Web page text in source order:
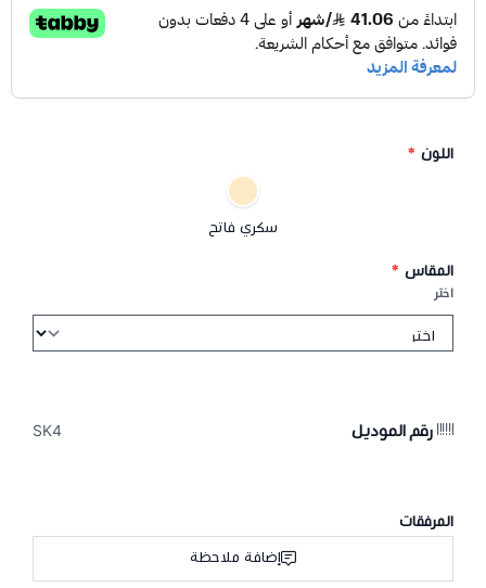
اللون *
سكري فاتح
المقاس *
اختر
رقم الموديل SK4
المرفقات
إضافة ملاحظة